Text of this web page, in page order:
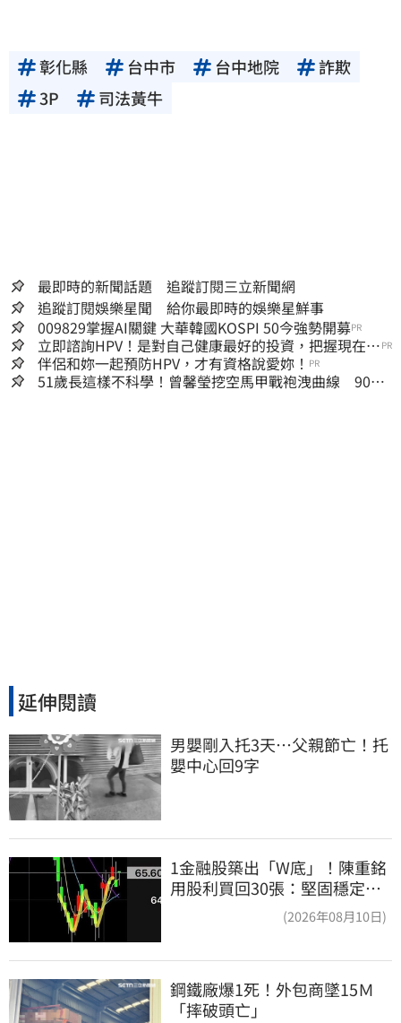
彰化縣 台中市 台中地院
詐欺
3P
司法黃牛
最即時的新聞話題 追蹤訂閱三立新聞網
追蹤訂閱娛樂星聞 給你最即時的娛樂星鮮事
009829掌握AI關鍵 大華韓國KOSPI 50今強勢開募PR
立即諮詢HPV！是對自己健康最好的投資，把握現在不
嫌晚！
PR
伴侶和妳一起預防HPV，才有資格說愛妳！ PR
51歲長這樣不科學！曾馨瑩挖空馬甲戰袍洩曲線 90秒
延伸閱讀
男嬰剛入托3天…父親節亡！托
嬰中心回9字
1金融股築出「W底」！陳重銘
用股利買回30張：堅固穩定的
(2026年08月10日)
鋼鐵廠爆1死！外包商墜15Ｍ
「摔破頭亡」